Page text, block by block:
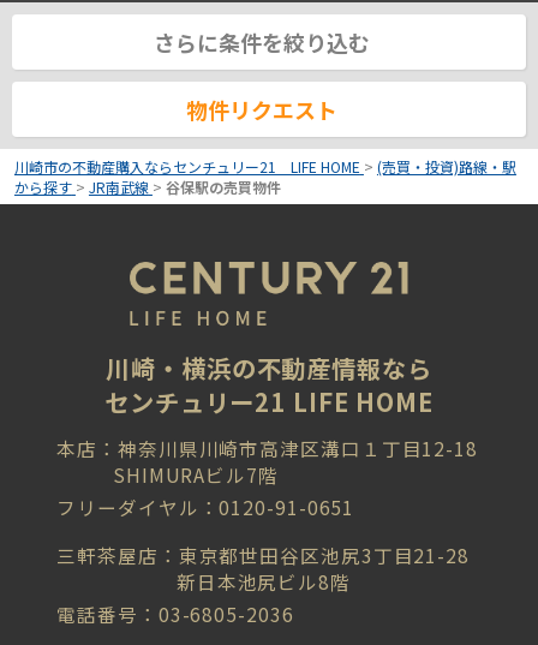
さらに条件を絞り込む
物件リクエスト
川崎市の不動産購入ならセンチュリー21 LIFE HOME > (売買・投資)路線・駅
から探す > JR南武線 > 谷保駅の売買物件
川崎・横浜の不動産情報なら
センチュリー21 LIFE HOME
本店：神奈川県川崎市高津区溝口１丁目12-18
SHIMURAビル7階
フリーダイヤル：0120-91-0651
三軒茶屋店：東京都世田谷区池尻3丁目21-28
新日本池尻ビル8階
電話番号：03-6805-2036